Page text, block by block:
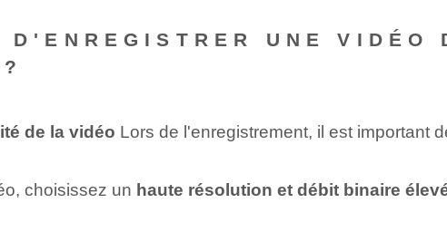
UNE VIDÉO
de la vidéo Lors de l'enregistrement, il est important
choisissez​ un haute résolution et débit binaire